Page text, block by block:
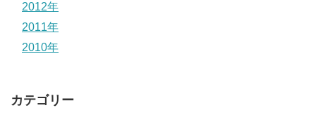
2012年
2011年
2010年
カテゴリー